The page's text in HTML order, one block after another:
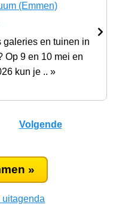
(Emmen)
galeries en tuinen in
Op 9 en 10 mei en
kun je .. »
Volgende
»
uitagenda